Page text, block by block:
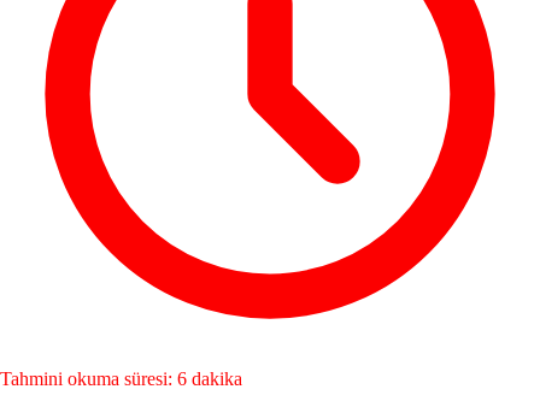
Tahmini okuma süresi: 6 dakika